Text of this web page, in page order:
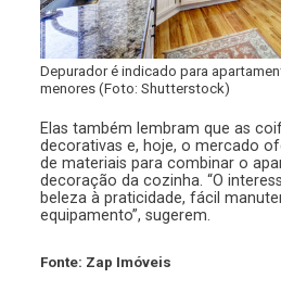
Depurador é indicado para
menores (Foto: Shutterstock)
Elas também lembram que as
decorativas e, hoje, o mercado
de materiais para combinar o
decoração da cozinha. “O
beleza à praticidade, fácil
equipamento”, sugerem.
Fonte: Zap Imóveis